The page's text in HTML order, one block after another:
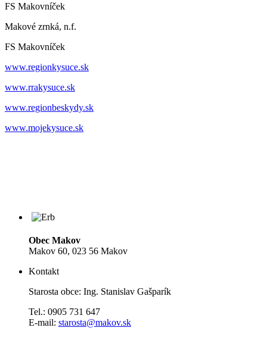
FS Makovníček
Makové zrnká, n.f.
FS Makovníček
www.regionkysuce.sk
www.rrakysuce.sk
www.regionbeskydy.sk
www.mojekysuce.sk
Obec Makov
Makov 60, 023 56 Makov
Kontakt
Starosta obce: Ing. Stanislav Gašparík
Tel.: 0905 731 647
E-mail: starosta@makov.sk